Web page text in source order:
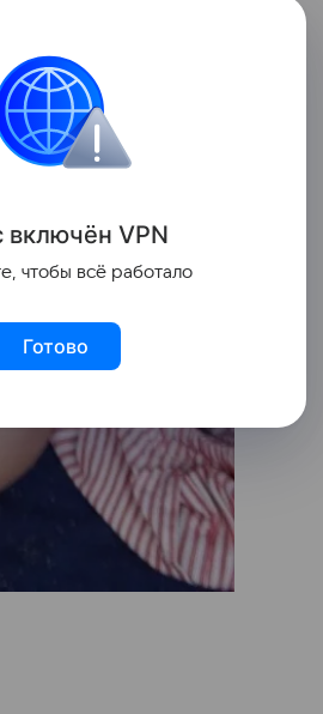
включён VPN
чтобы всё работало
Готово